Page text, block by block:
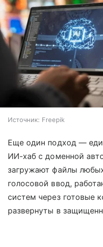
Источник: Freepik
Еще один подход —
ИИ-хаб с доменной
загружают файлы
голосовой ввод,
систем через готовые
развернуты в